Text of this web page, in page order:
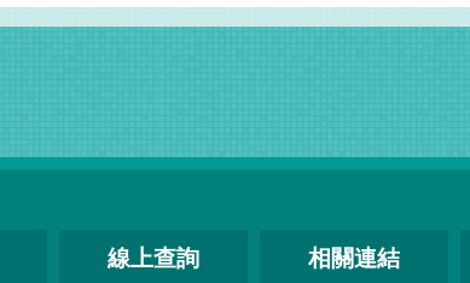
線上查詢 相關連結